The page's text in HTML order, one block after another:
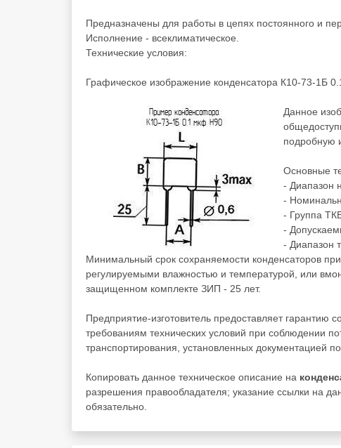
Предназначены для работы в цепях постоянного и
Исполнение - всеклиматическое.
Технические условия:
Графическое изображение конденсатора К10-73-1Б
Данное
подробную
Основные
- Диапазон
-
- Группа
-
- Диапазон
Минимальный срок сохраняемости конденсаторов
регулируемыми влажностью и температурой, или
защищенном комплекте ЗИП - 25 лет.
Предприятие-изготовитель предоставляет гарантию
требованиям технических условий при соблюдении
транспортирования, установленных документацией по
Копировать данное техническое описание на
разрешения правообладателя; указание ссылки на
обязательно.